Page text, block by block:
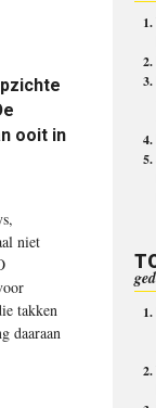
ooit in
niet
takken
daaraan